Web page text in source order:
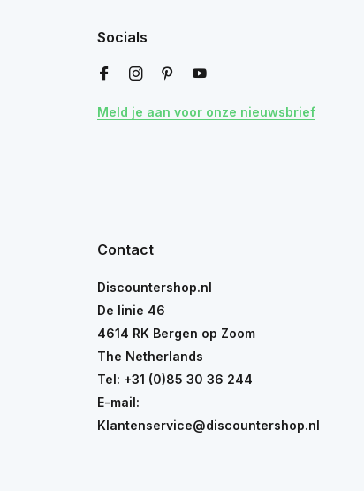
Socials
Meld je aan voor onze nieuwsbrief
Contact
Discountershop.nl
De linie 46
4614 RK Bergen op Zoom
The Netherlands
Tel: +31 (0)85 30 36 244
E-mail:
Klantenservice@discountershop.nl